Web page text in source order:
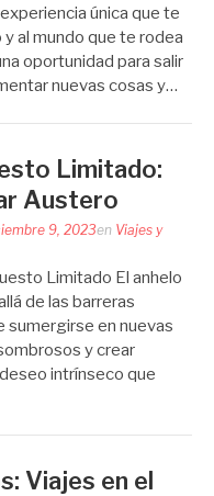
única que te
al mundo que te rodea
oportunidad para salir
nuevas cosas y…
Limitado:
Austero
9, 2023en Viajes y
Limitado El anhelo
de las barreras
sumergirse en nuevas
y crear
intrínseco que
Viajes en el